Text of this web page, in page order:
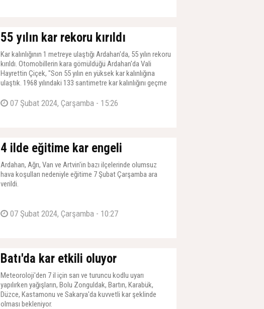
55 yılın kar rekoru kırıldı
Kar kalınlığının 1 metreye ulaştığı Ardahan'da, 55 yılın rekoru
kırıldı. Otomobillerin kara gömüldüğü Ardahan'da Vali
Hayrettin Çiçek, "Son 55 yılın en yüksek kar kalınlığına
ulaştık. 1968 yılındaki 133 santimetre kar kalınlığını geçme
07 Şubat 2024, Çarşamba - 15:26
4 ilde eğitime kar engeli
Ardahan, Ağrı, Van ve Artvin'in bazı ilçelerinde olumsuz
hava koşulları nedeniyle eğitime 7 Şubat Çarşamba ara
verildi.
07 Şubat 2024, Çarşamba - 10:27
Batı'da kar etkili oluyor
Meteoroloji'den 7 il için sarı ve turuncu kodlu uyarı
yapılırken yağışların, Bolu Zonguldak, Bartın, Karabük,
Düzce, Kastamonu ve Sakarya'da kuvvetli kar şeklinde
olması bekleniyor.